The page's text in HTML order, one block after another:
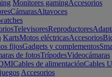
Monitores gamingAccesorios
CámarasAltavoces
TelevisoresReproductores
KartsMotos eléctricasAccesorios
fijosGadgets y complementos
de fotosTrípodesVideocámaras
Cables de alimentaciónCables
Accesorios